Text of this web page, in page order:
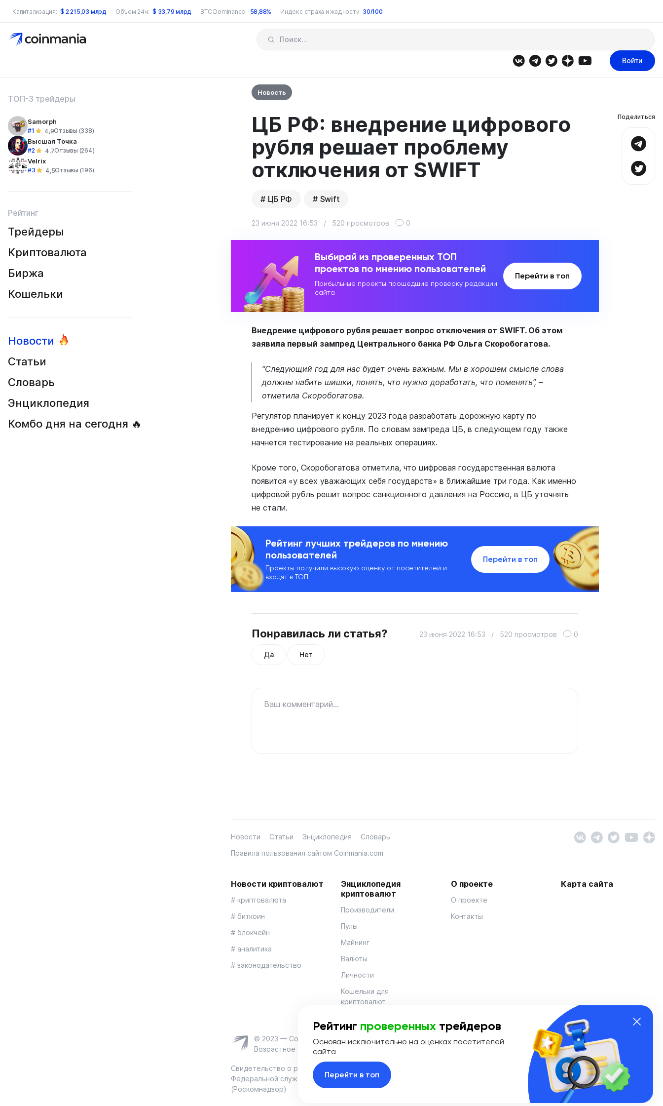
Капитализация: $ 2 215,03 млрд Объем 24ч: $ 33,79 млрд BTC Dominance: 58,88% Индекс страха и жадности 30/100
по сайту
Войти
ТОП-3 трейдеры
Samorph
#1 4,9Отзывы (338)
Высшая Точка
#2 4,7Отзывы (264)
Velrix
#3 4,5Отзывы (196)
Рейтинг
Трейдеры
Криптовалюта
Биржа
Кошельки
Новости
Статьи
Словарь
Энциклопедия
Комбо дня на сегодня 🔥
Новость
ЦБ РФ: внедрение цифрового
рубля решает проблему
отключения от SWIFT
ЦБ РФ Swift
23 июня 2022 16:53 / 520 просмотров 0
Выбирай из проверенных ТОП
проектов по мнению пользователей
Прибыльные проекты прошедшие проверку редакции
сайта
Перейти в топ
Внедрение цифрового рубля решает вопрос отключения от SWIFT. Об этом
заявила первый зампред Центрального банка РФ Ольга Скоробогатова.
“Следующий год для нас будет очень важным. Мы в хорошем смысле слова
должны набить шишки, понять, что нужно доработать, что поменять”, –
отметила Скоробогатова.
Регулятор планирует к концу 2023 года разработать дорожную карту по
внедрению цифрового рубля. По словам зампреда ЦБ, в следующем году также
начнется тестирование на реальных операциях.
Кроме того, Скоробогатова отметила, что цифровая государственная валюта
появится «у всех уважающих себя государств» в ближайшие три года. Как именно
цифровой рубль решит вопрос санкционного давления на Россию, в ЦБ уточнять
не стали.
Рейтинг лучших трейдеров по мнению
пользователей
Проекты получили высокую оценку от посетителей и
входят в ТОП
Перейти в топ
Понравилась ли статья?
Да Нет
23 июня 2022 16:53 / 520 просмотров 0
Ваш комментарий...
Поделиться
Новости Статьи Энциклопедия
Словарь
Правила пользования сайтом Coinmania.com
Новости криптовалют
# криптовалюта
# биткоин
# блокчейн
# аналитика
# законодательство
Энциклопедия
криптовалют
Производители
Пулы
Майнинг
Валюты
Личности
Кошельки для
криптовалют
О проекте
О проекте
Контакты
Карта сайта
© 2023 — Coinmania
Возрастное ограничение 16+
Свидетельство о регистрации средства массовой информации Эл № ФС 77-74908 от «25» января 2019 г. Выдано
Федеральной службой по надзору в сфере связи, информационных технологий и массовых коммуникаций
(Роскомнадзор)
Рейтинг проверенных трейдеров
Основан исключительно на оценках посетителей
сайта
Перейти в топ